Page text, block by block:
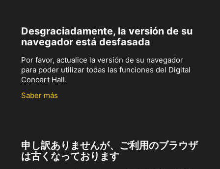
Desgraciadamente, la versión de su
navegador está desfasada
Por favor, actualice la versión de su navegador
para poder utilizar todas las funciones del Digital
Concert Hall.
Saber más
申し訳ありませんが、ご利用のブラウザ
は古くなっております